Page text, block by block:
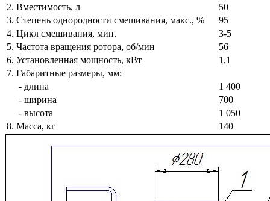
2. Вместимость, л
50
3. Степень однородности смешивания, макс., %
95
4. Цикл смешивания, мин.
3-5
5. Частота вращения ротора, об/мин
56
6. Установленная мощность, кВт
1,1
7. Габаритные размеры, мм:
- длина
1 400
- ширина
700
- высота
1 050
8. Масса, кг
140